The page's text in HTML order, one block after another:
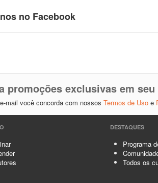
no Facebook
promoções exclusivas em
mail você concorda com nossos Termos de Uso e
DESTAQUES
Programa
Todos os